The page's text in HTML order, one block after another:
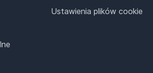
Ustawienia plików cookie